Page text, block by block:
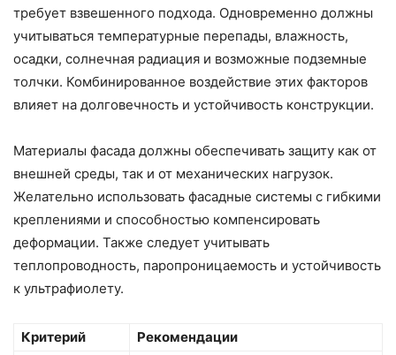
требует взвешенного подхода. Одновременно должны
учитываться температурные перепады, влажность,
осадки, солнечная радиация и возможные подземные
толчки. Комбинированное воздействие этих факторов
влияет на долговечность и устойчивость конструкции.
Материалы фасада должны обеспечивать защиту как от
внешней среды, так и от механических нагрузок.
Желательно использовать фасадные системы с гибкими
креплениями и способностью компенсировать
деформации. Также следует учитывать
теплопроводность, паропроницаемость и устойчивость
к ультрафиолету.
Критерий Рекомендации